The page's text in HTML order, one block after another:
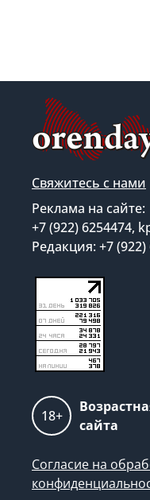
Свяжитесь с нами
Реклама на сайте:
+7 (922) 6254474,
Редакция: +7
18+
сайта
Согласие на